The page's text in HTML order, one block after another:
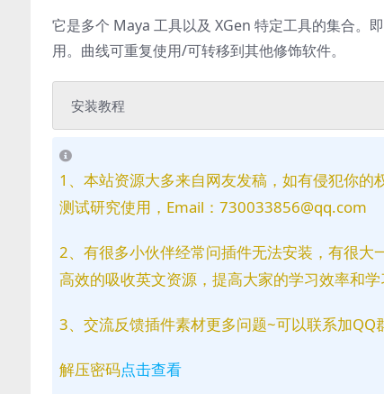
它是多个 Maya 工具以及 XGen 特定工具的集合。
用。曲线可重复使用/可转移到其他修饰软件。
安装教程
1、本站资源大多来自网友发稿，如有侵犯你
测试研究使用，Email：730033856@qq.com
2、有很多小伙伴经常问插件无法安装，有很
高效的吸收英文资源，提高大家的学习效率和学
3、交流反馈插件素材更多问题~可以联系加
解压密码点击查看